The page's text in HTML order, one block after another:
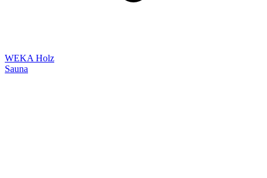
WEKA Holz
Sauna